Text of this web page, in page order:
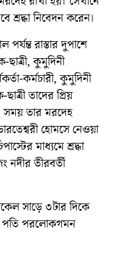
শ্রদ্ধা নিবেদন করেন।
রাস্তার দুপাশে
ছাত্রী, কুমুদিনী
কর্মচারী, কুমুদিনী
তাদের প্রিয়
সময় তার মরদেহ
হোমসে নেওয়া
মাধ্যমে শ্রদ্ধা
তীরবর্তী
সাড়ে ৩টার দিকে
পতি পরলোকগমন